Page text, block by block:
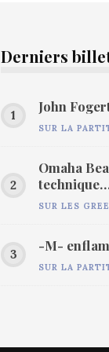
Derniers
John
SUR LA
Omaha
SUR LES
-M-
SUR LA